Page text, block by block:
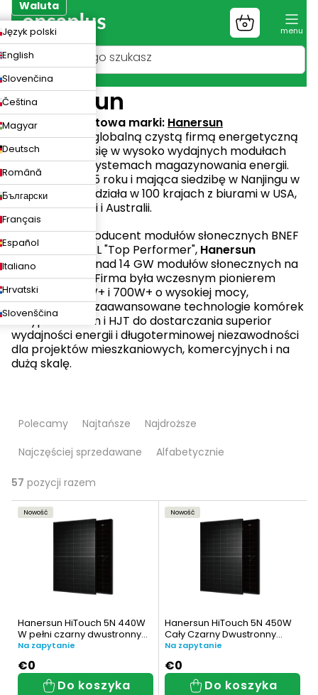
Przejść
do
treści
Waluta
Język polski
English
Slovenčina
Čeština
Magyar
Deutsch
Română
Български
Français
Español
Italiano
Hrvatski
Slovenščina
Koszyk
Hanersun
Strona internetowa marki: Hanersun
Hanersunjest globalną czystą firmą energetyczną
specjalizującą się w wysoko wydajnych modułach
słonecznych i systemach magazynowania energii.
Założona w 2015 roku i mająca siedzibę w Nanjingu w
Chinach, firma działa w 100 krajach z biurami w USA,
Europie, Japonii i Australii.
Uznana jako producent modułów słonecznych BNEF
Tier 1 i Kiwa PVEL "Top Performer", Hanersun
dostarczyła ponad 14 GW modułów słonecznych na
całym świecie. Firma była wczesnym pionierem
modułów 600W+ i 700W+ o wysokiej mocy,
wykorzystując zaawansowane technologie komórek
N-type TOPCon i HJT do dostarczania superior
wydajności energii i długoterminowej niezawodności
dla projektów mieszkaniowych, komercyjnych i na
dużą skalę.
o
t
o
e
p
Polecamy Najtańsze
Najdroższe
Najczęściej sprzedawane
Alfabetycznie
57 pozycji razem
L
a
p
Nowość
Hanersun HiTouch 5N 440W
W pełni czarny dwustronny
panel słoneczny (HN18N-
Na zapytanie
€0
Do koszyka
Nowość
Hanersun HiTouch 5N 450W
Cały Czarny Dwustronny
Panel słoneczny (HN18RN-
Na zapytanie
€0
Do koszyka